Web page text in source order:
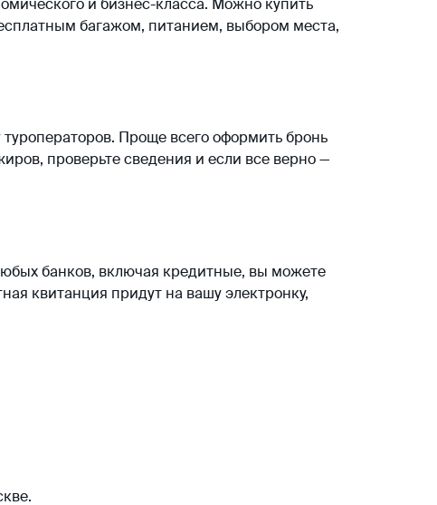
багажом, питанием, выбором места,
Проще всего оформить бронь
проверьте сведения и если все верно —
банков, включая кредитные, вы можете
квитанция придут на вашу электронку,